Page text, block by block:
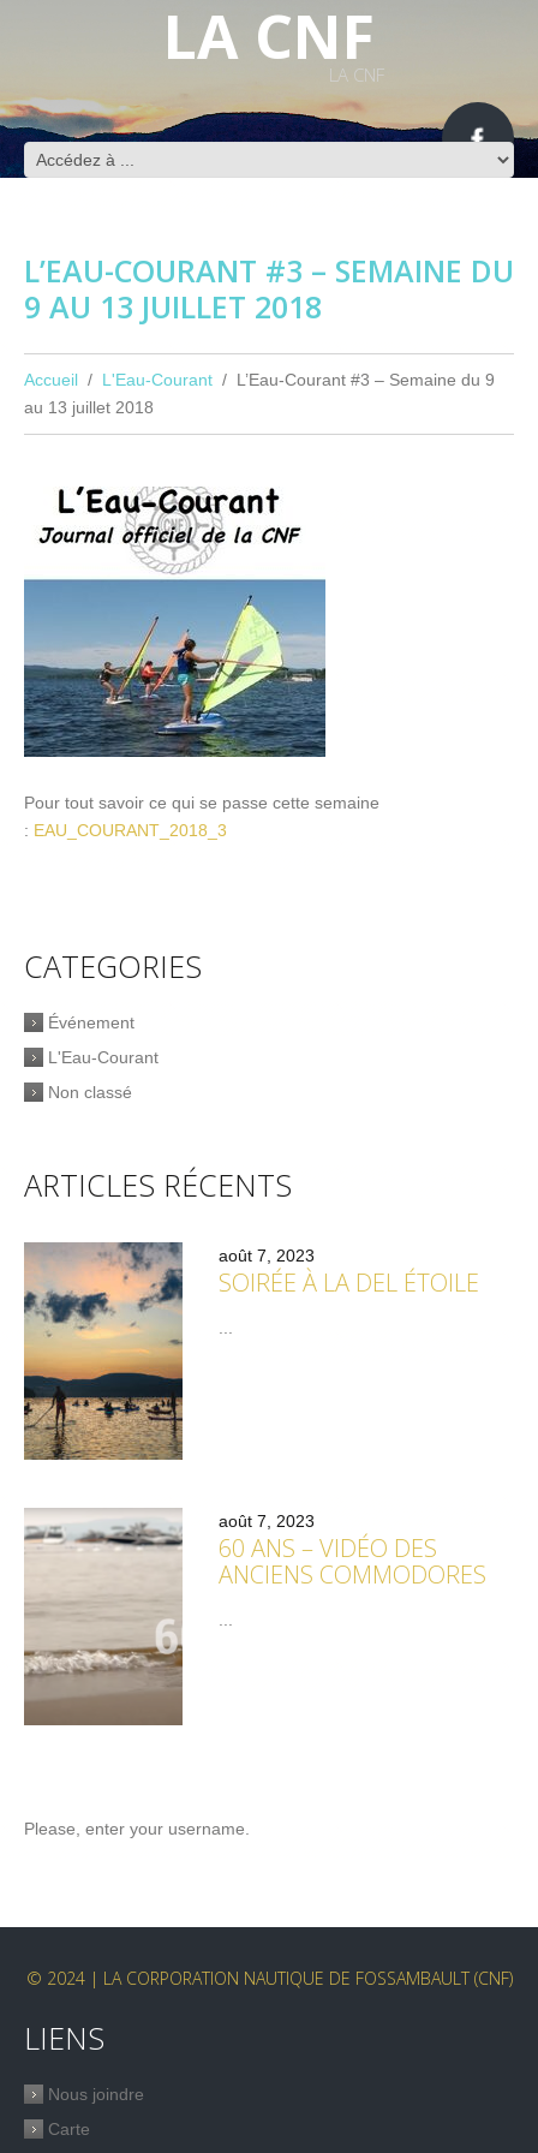
LA CNF
LA CNF
L’EAU-COURANT #3 – SEMAINE DU
9 AU 13 JUILLET 2018
Accueil L'Eau-Courant
L’Eau-Courant #3 – Semaine du 9
au 13 juillet 2018
Pour tout savoir ce qui se passe cette semaine
: EAU_COURANT_2018_3
CATEGORIES
Événement
L'Eau-Courant
Non classé
ARTICLES RÉCENTS
août 7, 2023
SOIRÉE À LA DEL ÉTOILE
août 7, 2023
60 ANS – VIDÉO DES
ANCIENS COMMODORES
Please, enter your username.
© 2024 | LA CORPORATION NAUTIQUE DE FOSSAMBAULT (CNF)
LIENS
Nous joindre
Carte